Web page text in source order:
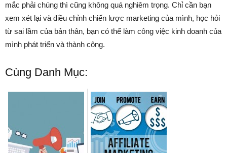
mắc phải chúng thì cũng không quá nghiêm trọng. Chỉ cần bạn
xem xét lại và điều chỉnh chiến lược marketing của mình, học hỏi
từ sai lầm của bản thân, bạn có thể làm công việc kinh doanh của
mình phát triển và thành công.
Cùng Danh Mục: